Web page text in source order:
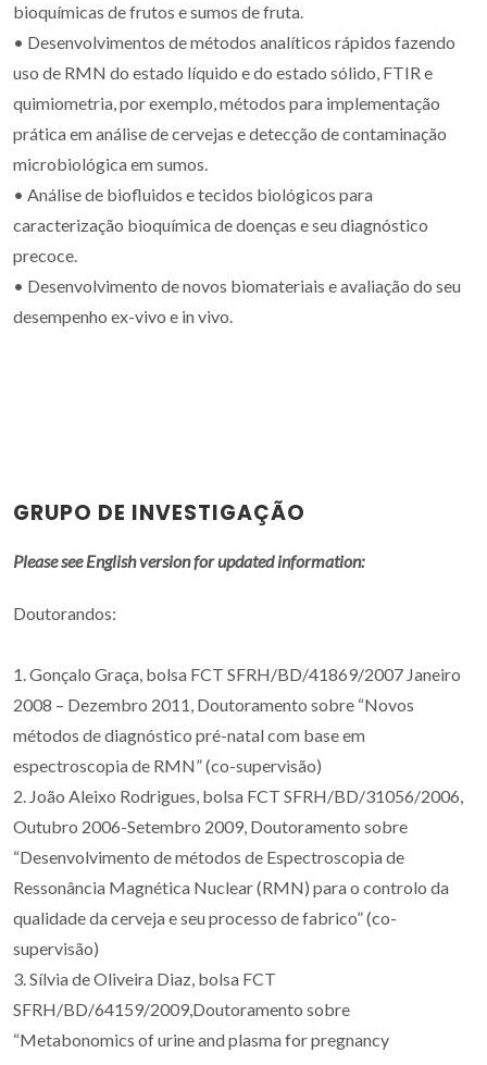
bioquímicas de frutos e sumos de fruta.
• Desenvolvimentos de métodos analíticos rápidos fazendo
uso de RMN do estado líquido e do estado sólido, FTIR e
quimiometria, por exemplo, métodos para implementação
prática em análise de cervejas e detecção de contaminação
microbiológica em sumos.
• Análise de biofluidos e tecidos biológicos para
caracterização bioquímica de doenças e seu diagnóstico
precoce.
• Desenvolvimento de novos biomateriais e avaliação do seu
desempenho ex-vivo e in vivo.
GRUPO DE INVESTIGAÇÃO
Please see English version for updated information:
Doutorandos:
1. Gonçalo Graça, bolsa FCT SFRH/BD/41869/2007 Janeiro
2008 – Dezembro 2011, Doutoramento sobre “Novos
métodos de diagnóstico pré-natal com base em
espectroscopia de RMN” (co-supervisão)
2. João Aleixo Rodrigues, bolsa FCT SFRH/BD/31056/2006,
Outubro 2006-Setembro 2009, Doutoramento sobre
“Desenvolvimento de métodos de Espectroscopia de
Ressonância Magnética Nuclear (RMN) para o controlo da
qualidade da cerveja e seu processo de fabrico” (co-
supervisão)
3. Sílvia de Oliveira Diaz, bolsa FCT
SFRH/BD/64159/2009,Doutoramento sobre
“Metabonomics of urine and plasma for pregnancy